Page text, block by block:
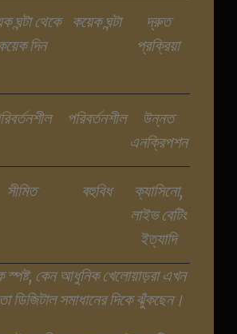
ঘন্টা থেকে
দিন
কয়েক ঘন্টা
দ্রুত
প্রক্রিয়া
পরিবর্তনশীল
উন্নত
এনক্রিপশন
সীমিত বহুবিধ
ক্যাসিনো,
লাইভ বেটিং
ইত্যাদি
স্পষ্ট, কেন আধুনিক খেলোয়াড়রা এখন
ডিজিটাল সমাধানের দিকে ঝুঁকছেন।